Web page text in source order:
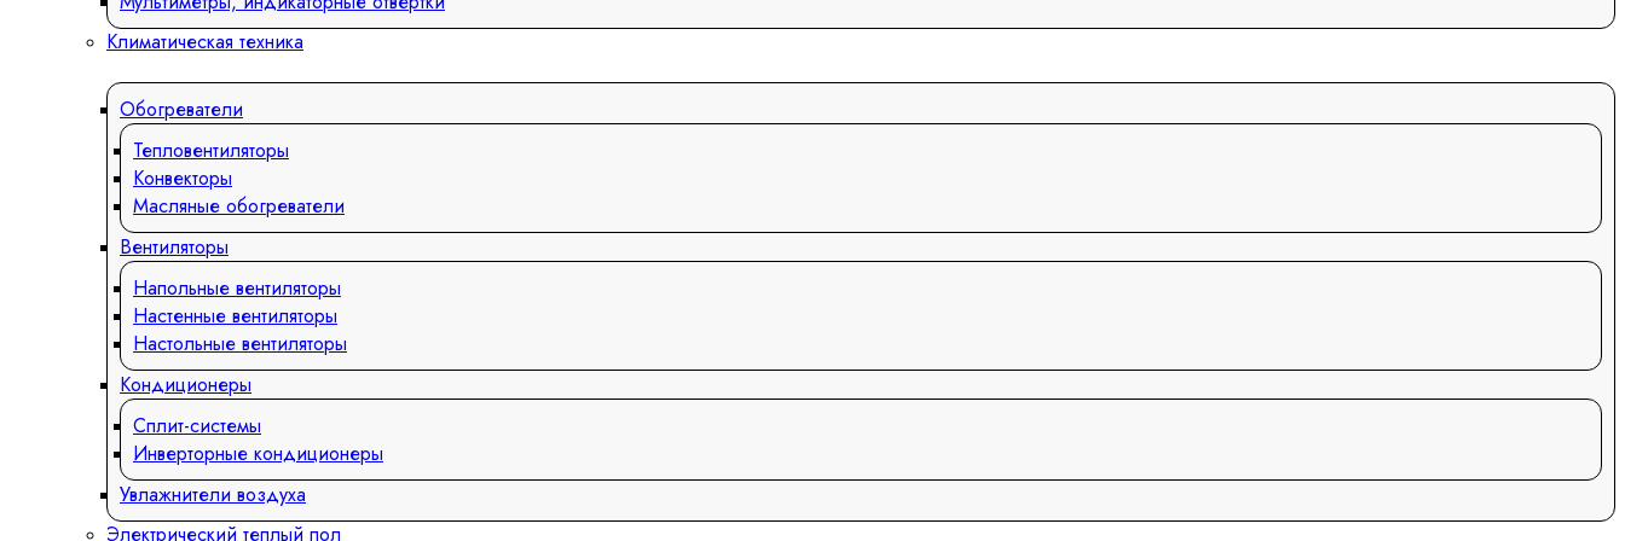
Климатическая техника
Обогреватели
Тепловентиляторы
Конвекторы
Масляные обогреватели
Вентиляторы
Напольные вентиляторы
Настенные вентиляторы
Настольные вентиляторы
Кондиционеры
Сплит-системы
Инверторные кондиционеры
Увлажнители воздуха
Электрический теплый пол